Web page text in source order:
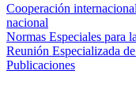
Cooperación
nacional
Normas Especiales para
Reunión Especializada
Publicaciones